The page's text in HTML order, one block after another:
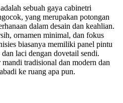
sebuah gaya cabinetri
yang merupakan potongan
dalam desain dan keahlian.
ornamen minimal, dan fokus
biasanya memiliki panel pintu
laci dengan dovetail sendi.
tradisional dan modern dan
ke ruang apa pun.